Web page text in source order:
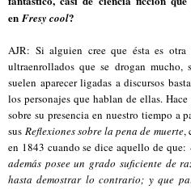
en Fresy cool?
AJR: Si alguien cree que ésta es
ultraenrollados que se drogan mucho,
suelen aparecer ligadas a discursos
los personajes que hablan de ellas.
sobre su presencia en nuestro tiempo a
susReflexiones sobre la pena de muerte,
en 1843 cuando se dice aquello de que:
además posee un grado suficiente de
hasta demostrar lo contrario; y que